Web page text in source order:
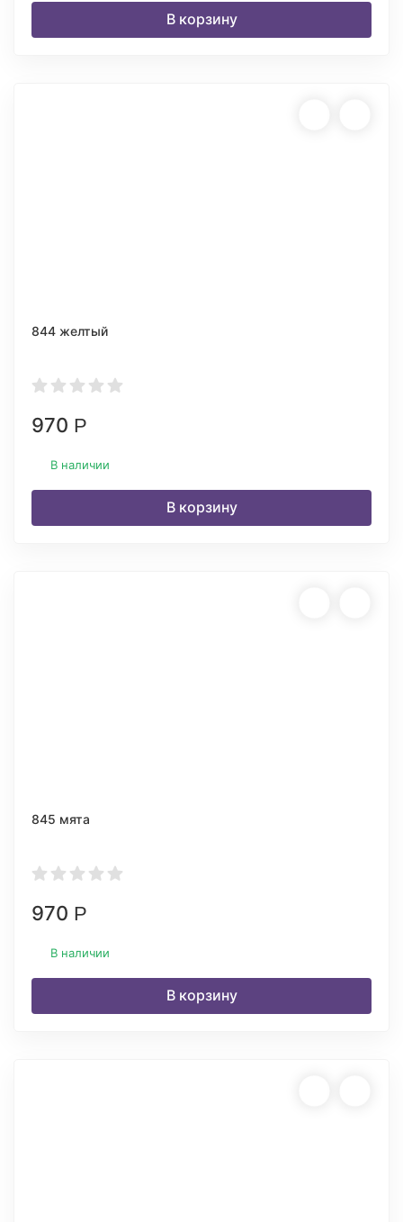
В корзину
844 желтый
970 Р
В наличии
В корзину
845 мята
970 Р
В наличии
В корзину